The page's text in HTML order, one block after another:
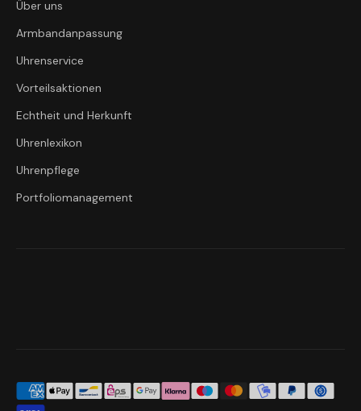
Über uns
Armbandanpassung
Uhrenservice
Vorteilsaktionen
Echtheit und Herkunft
Uhrenlexikon
Uhrenpflege
Portfoliomanagement